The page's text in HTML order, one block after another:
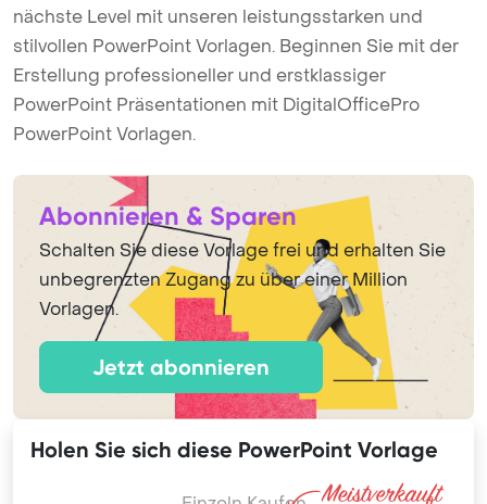
nächste Level mit unseren leistungsstarken und
stilvollen PowerPoint Vorlagen. Beginnen Sie mit der
Erstellung professioneller und erstklassiger
PowerPoint Präsentationen mit DigitalOfficePro
PowerPoint Vorlagen.
Abonnieren & Sparen
Schalten Sie diese Vorlage frei und erhalten Sie
unbegrenzten Zugang zu über einer Million
Vorlagen.
Jetzt abonnieren
Holen Sie sich diese PowerPoint Vorlage